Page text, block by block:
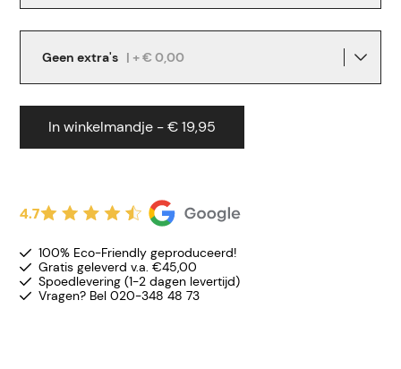
Geen extra's | + € 0,00
In winkelmandje - € 19,95
4.7
100% Eco-Friendly geproduceerd!
Gratis geleverd v.a. €45,00
Spoedlevering (1-2 dagen levertijd)
Vragen? Bel 020-348 48 73